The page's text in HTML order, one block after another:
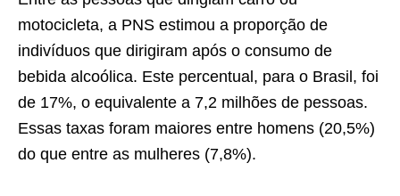
motocicleta, a PNS estimou a proporção de
indivíduos que dirigiram após o consumo de
bebida alcoólica. Este percentual, para o Brasil, foi
de 17%, o equivalente a 7,2 milhões de pessoas.
Essas taxas foram maiores entre homens (20,5%)
do que entre as mulheres (7,8%).